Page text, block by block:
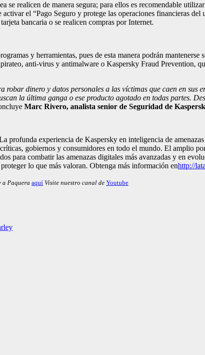
realicen de manera segura; para ellos es recomendable
el “Pago Seguro y protege las operaciones financieras
bancaria o se realicen compras por Internet.
y herramientas, pues de esta manera podrán mantenerse
anti-virus y antimalware o Kaspersky Fraud Prevention,
robardinero y datos personales a las víctimas que caen en sus
la última ganga o ese producto agotado en todas partes.
Marc Rivero, analista senior de Seguridad de
experiencia de Kaspersky en inteligencia de
gobiernos y consumidores en todo el mundo. El amplio
para combatir las amenazas digitales más avanzadas y en
lo que más valoran. Obtenga más información enhttp://
a Paquera aquí Visite nuestro canal de Youtube